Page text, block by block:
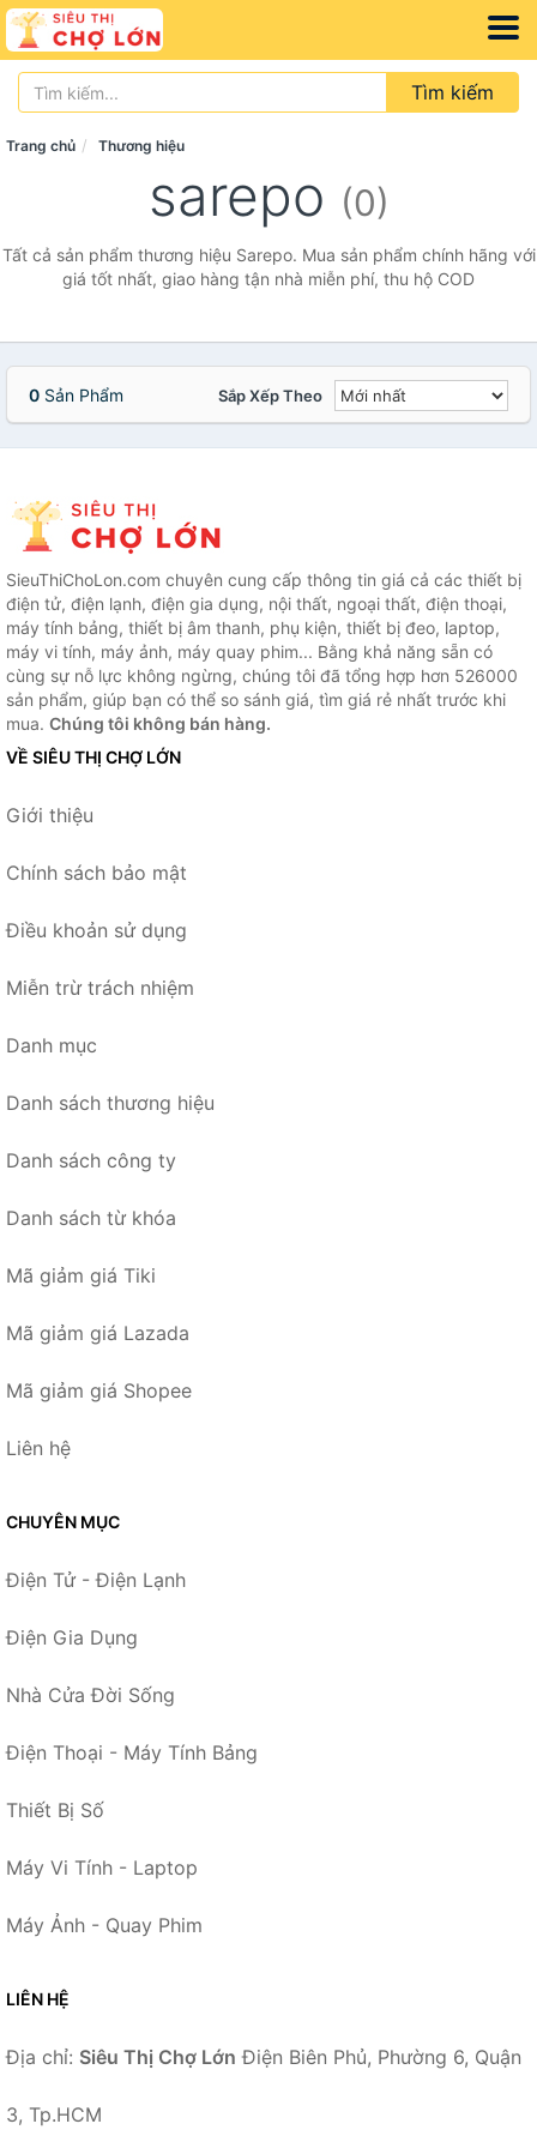
Tìm kiếm
Trang chủ Thương hiệu
sarepo (0)
Tất cả sản phẩm thương hiệu Sarepo. Mua sản phẩm chính hãng với
giá tốt nhất, giao hàng tận nhà miễn phí, thu hộ COD
0 Sản Phẩm Sắp Xếp Theo
SieuThiChoLon.com chuyên cung cấp thông tin giá cả các thiết bị
điện tử, điện lạnh, điện gia dụng, nội thất, ngoại thất, điện thoại,
máy tính bảng, thiết bị âm thanh, phụ kiện, thiết bị đeo, laptop,
máy vi tính, máy ảnh, máy quay phim... Bằng khả năng sẵn có
cùng sự nỗ lực không ngừng, chúng tôi đã tổng hợp hơn 526000
sản phẩm, giúp bạn có thể so sánh giá, tìm giá rẻ nhất trước khi
mua. Chúng tôi không bán hàng.
VỀ SIÊU THỊ CHỢ LỚN
Giới thiệu
Chính sách bảo mật
Điều khoản sử dụng
Miễn trừ trách nhiệm
Danh mục
Danh sách thương hiệu
Danh sách công ty
Danh sách từ khóa
Mã giảm giá Tiki
Mã giảm giá Lazada
Mã giảm giá Shopee
Liên hệ
CHUYÊN MỤC
Điện Tử - Điện Lạnh
Điện Gia Dụng
Nhà Cửa Đời Sống
Điện Thoại - Máy Tính Bảng
Thiết Bị Số
Máy Vi Tính - Laptop
Máy Ảnh - Quay Phim
LIÊN HỆ
Địa chỉ: Siêu Thị Chợ Lớn Điện Biên Phủ, Phường 6, Quận
3, Tp.HCM